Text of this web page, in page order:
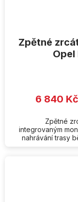
Zpětné
Opel
6 840 Kč
Zpětné
integrovaným
nahrávání trasy